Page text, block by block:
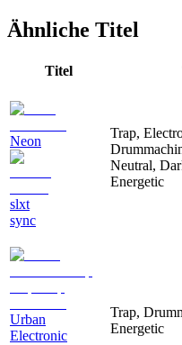
Ähnliche Titel
Titel
Neon
slxt
sync
Trap,
Neutral,
Energetic
Urban
Electronic
Trap,
Energetic